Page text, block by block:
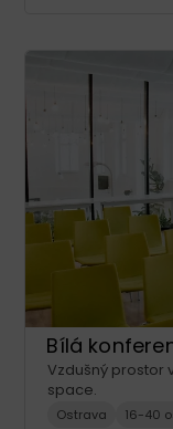
Bílá
Vzdušný prostor
space.
Ostrava 16-40